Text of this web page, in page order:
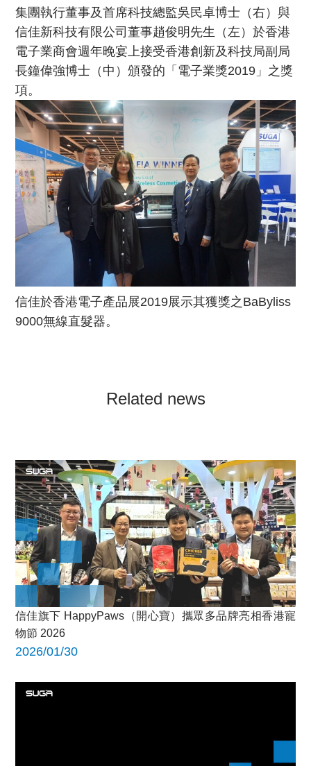
集團執行董事及首席科技總監吳民卓博士（右）與
信佳新科技有限公司董事趙俊明先生（左）於香港
電子業商會週年晚宴上接受香港創新及科技局副局
長鐘偉強博士（中）頒發的「電子業獎2019」之獎
項。
信佳於香港電子產品展2019展示其獲獎之BaByliss
9000無線直髮器。
Related news
信佳旗下 HappyPaws（開心寶）攜眾多品牌亮相香港寵
物節 2026
2026/01/30